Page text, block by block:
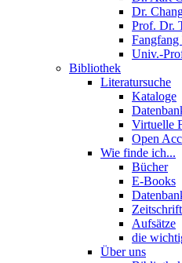
Dr.
Prof. Dr.
Fangfang
Univ.-
Bibliothek
Literatursuche
Kataloge
Virtuelle
Open
Wie finde ich...
Bücher
E-Books
Aufsätze
die
Über uns